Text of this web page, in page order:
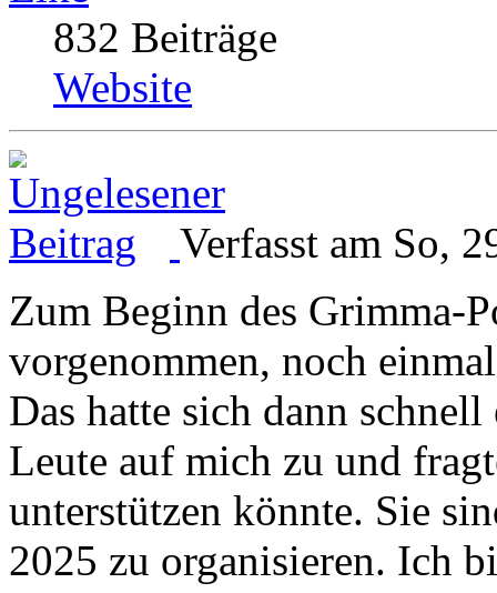
832 Beiträge
Website
Verfasst am So,
Zum Beginn des Grimma-
vorgenommen, noch
Das hatte sich dann
Leute auf mich zu und
unterstützen könnte. Sie
2025 zu organisieren. Ich